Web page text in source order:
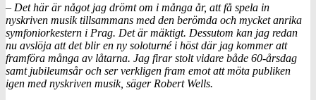
– Det här är något jag drömt om i många år, att få spela in
nyskriven musik tillsammans med den berömda och mycket anrika
symfoniorkestern i Prag. Det är mäktigt. Dessutom kan jag redan
nu avslöja att det blir en ny soloturné i höst där jag kommer att
framföra många av låtarna. Jag firar stolt vidare både 60-årsdag
samt jubileumsår och ser verkligen fram emot att möta publiken
igen med nyskriven musik, säger Robert Wells.